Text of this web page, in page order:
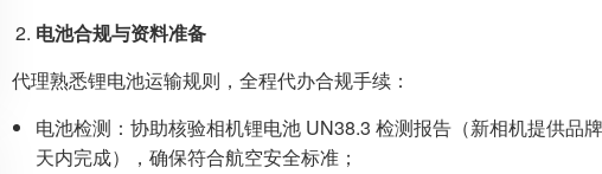
电池合规与资料准备
代理熟悉锂电池运输规则，全程代办合规手续：
电池检测：协助核验相机锂电池 UN38.3 检测报告（新相机提供品
天内完成），确保符合航空安全标准；